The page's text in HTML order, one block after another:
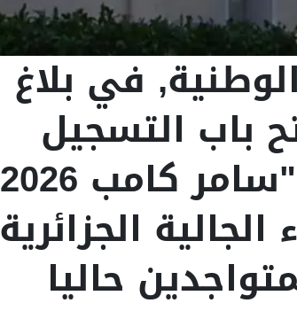
في بلاغ
باب التسجيل
الجزائرية
حاليا